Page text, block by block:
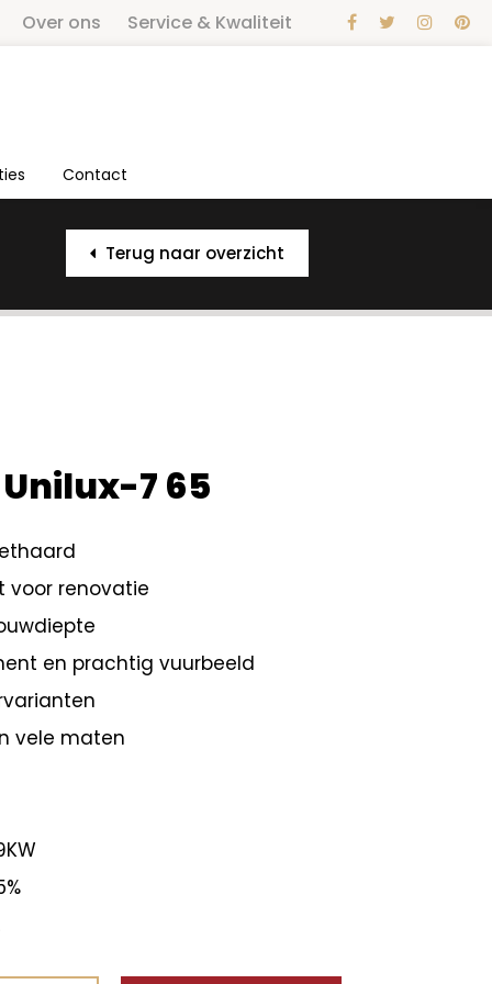
Over ons Service & Kwaliteit
Contact
Terug naar overzicht
7 65
voor renovatie
en prachtig vuurbeeld
vele maten